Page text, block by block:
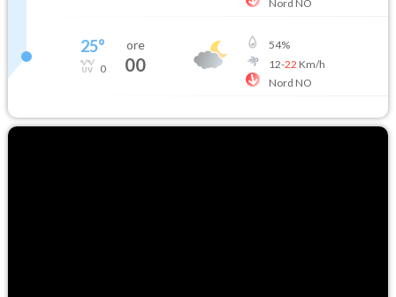
Nord NO
25°
0
ore
00
54%
12-22 Km/h
Nord NO